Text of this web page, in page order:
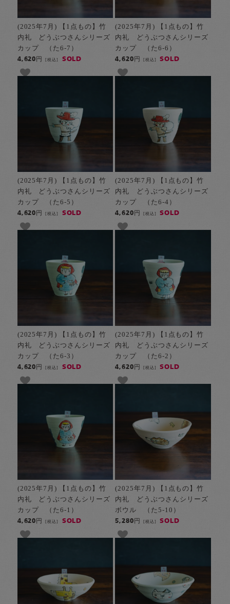
(2025年7月) 【1点もの】竹
内礼 どうぶつさんシリーズ
カップ （た6-7）
4,620円[税込] SOLD
(2025年7月) 【1点もの】竹
内礼 どうぶつさんシリーズ
カップ （た6-6）
4,620円 [税込] SOLD
(2025年7月) 【1点もの】竹
内礼 どうぶつさんシリーズ
カップ （た6-5）
4,620円[税込] SOLD
(2025年7月) 【1点もの】竹
内礼 どうぶつさんシリーズ
カップ （た6-4）
4,620円 [税込] SOLD
(2025年7月) 【1点もの】竹
内礼 どうぶつさんシリーズ
カップ （た6-3）
4,620円[税込] SOLD
(2025年7月) 【1点もの】竹
内礼 どうぶつさんシリーズ
カップ （た6-2）
4,620円 [税込] SOLD
(2025年7月) 【1点もの】竹
内礼 どうぶつさんシリーズ
カップ （た6-1）
4,620円[税込] SOLD
(2025年7月) 【1点もの】竹
内礼 どうぶつさんシリーズ
ボウル （た5-10）
5,280円 [税込] SOLD